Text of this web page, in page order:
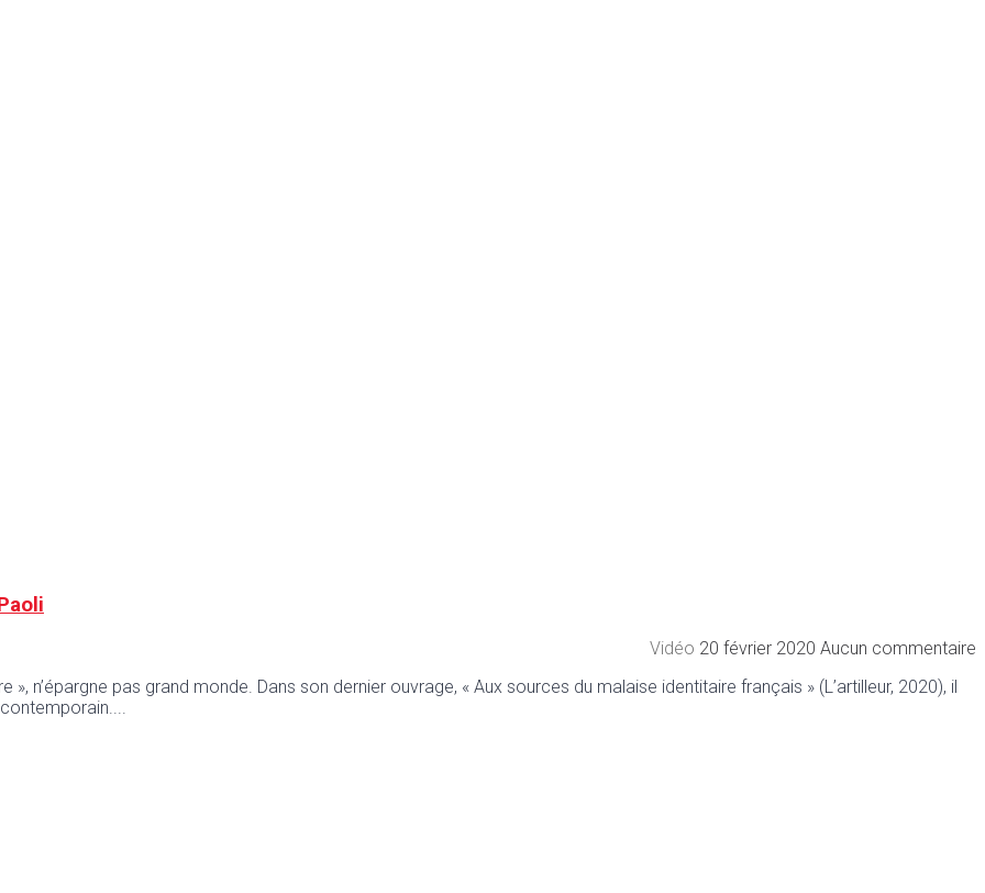
Vidéo 20 février 2020 Aucun commentaire
», n’épargne pas grand monde. Dans son dernier ouvrage, « Aux sources du malaise identitaire français » (L’artilleur, 2020), il